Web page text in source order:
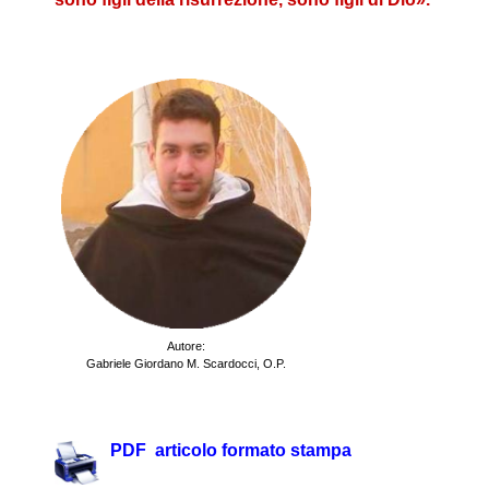
Autore:
Gabriele Giordano M. Scardocci, O.P.
PDF articolo formato stampa